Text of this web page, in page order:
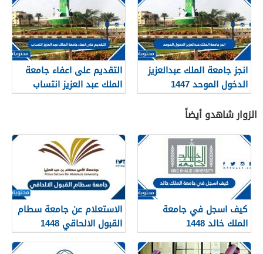
انجز جامعة الملك عبدالعزيز
الدخول الموحد 1447
التقديم على اعفاء جامعة
الملك عبد العزيز انتساب
1447
الزوار شاهدو أيضاً
كيف اسجل في جامعة
الملك خالد 1448
الاستعلام عن جامعة سطام
القبول الالحاقي 1448